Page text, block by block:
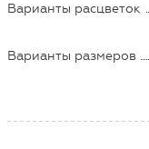
Варианты расцветок
Варианты размеров